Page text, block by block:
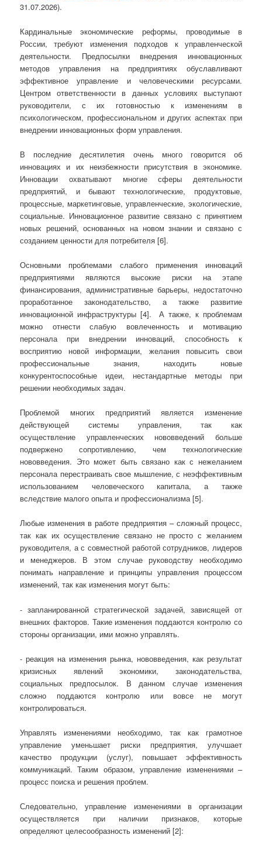
31.07.2026).
Кардинальные экономические реформы, проводимые в
России, требуют изменения подходов к управленческой
деятельности. Предпосылки внедрения инновационных
методов управления на предприятиях обуславливают
эффективное управление и человеческими ресурсами.
Центром ответственности в данных условиях выступают
руководители, с их готовностью к изменениям в
психологическом, профессиональном и других аспектах при
внедрении инновационных форм управления.
В последние десятилетия очень много говорится об
инновациях и их неизбежности присутствия в экономике.
Инновации охватывают многие сферы деятельности
предприятий, и бывают технологические, продуктовые,
процессные, маркетинговые, управленческие, экологические,
социальные. Инновационное развитие связано с принятием
новых решений, основанных на новом знании и связано с
созданием ценности для потребителя [6].
Основными проблемами слабого применения инноваций
предприятиями являются высокие риски на этапе
финансирования, административные барьеры, недостаточно
проработанное законодательство, а также развитие
инновационной инфраструктуры [4]. А также, к проблемам
можно отнести слабую вовлеченность и мотивацию
персонала при внедрении инноваций, способность к
восприятию новой информации, желания повысить свои
профессиональные знания, находить новые
конкурентоспособные идеи, нестандартные методы при
решении необходимых задач.
Проблемой многих предприятий является изменение
действующей системы управления, так как
осуществление управленческих нововведений больше
подвержено сопротивлению, чем технологические
нововведения. Это может быть связано как с нежеланием
персонала перестраивать свое мышление, с неэффективным
использованием человеческого капитала, а также
вследствие малого опыта и профессионализма [5].
Любые изменения в работе предприятия – сложный процесс,
так как их осуществление связано не просто с желанием
руководителя, а с совместной работой сотрудников, лидеров
и менеджеров. В этом случае руководству необходимо
понимать направление и принципы управления процессом
изменений, так как изменения могут быть:
- запланированной стратегической задачей, зависящей от
внешних факторов. Такие изменения поддаются контролю со
стороны организации, ими можно управлять.
- реакция на изменения рынка, нововведения, как результат
кризисных явлений экономики, законодательства,
социальных предпосылок. В данном случае изменения
сложно поддаются контролю или вовсе не могут
контролироваться.
Управлять изменениями необходимо, так как грамотное
управление уменьшает риски предприятия, улучшает
качество продукции (услуг), повышает эффективность
коммуникаций. Таким образом, управление изменениями –
процесс поиска и решения проблем.
Следовательно, управление изменениями в организации
осуществляется при наличии признаков, которые
определяют целесообразность изменений [2]: